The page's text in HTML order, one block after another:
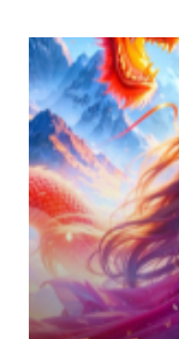
ДРАКОНА
(ИРЕН
ЭШЛИ)